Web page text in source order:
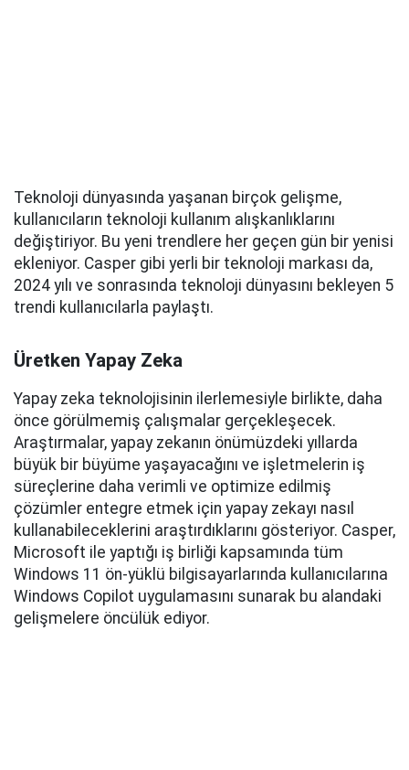
Teknoloji dünyasında yaşanan birçok gelişme,
kullanıcıların teknoloji kullanım alışkanlıklarını
değiştiriyor. Bu yeni trendlere her geçen gün bir yenisi
ekleniyor. Casper gibi yerli bir teknoloji markası da,
2024 yılı ve sonrasında teknoloji dünyasını bekleyen 5
trendi kullanıcılarla paylaştı.
Üretken Yapay Zeka
Yapay zeka teknolojisinin ilerlemesiyle birlikte, daha
önce görülmemiş çalışmalar gerçekleşecek.
Araştırmalar, yapay zekanın önümüzdeki yıllarda
büyük bir büyüme yaşayacağını ve işletmelerin iş
süreçlerine daha verimli ve optimize edilmiş
çözümler entegre etmek için yapay zekayı nasıl
kullanabileceklerini araştırdıklarını gösteriyor. Casper,
Microsoft ile yaptığı iş birliği kapsamında tüm
Windows 11 ön-yüklü bilgisayarlarında kullanıcılarına
Windows Copilot uygulamasını sunarak bu alandaki
gelişmelere öncülük ediyor.